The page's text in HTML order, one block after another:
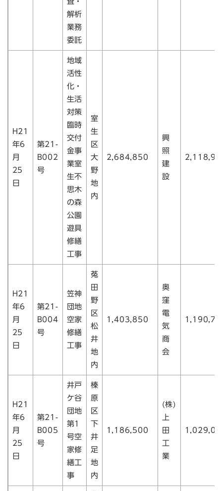
解析
業務
委託
H21
年6
月
25
日
第21-
B002
号
地域
活性
化・
生活
対策
臨時
交付
金事
業室
生不
思木
の森
公園
遊具
修繕
工事
室
生
区
大
野
地
内
2,684,850
興
照
建
設
H21
年6
月
25
日
第21-
B004
号
笠神
団地
空家
修繕
工事
菟
田
野
区
松
井
地
内
1,403,850
奥
窪
電
気
商
会
H21
年6
月
25
日
第21-
B005
号
井戸
ケ谷
団地
第1
号空
家修
繕工
事
榛
原
区
下
井
足
地
内
1,186,500
(株)
上
田
工
業